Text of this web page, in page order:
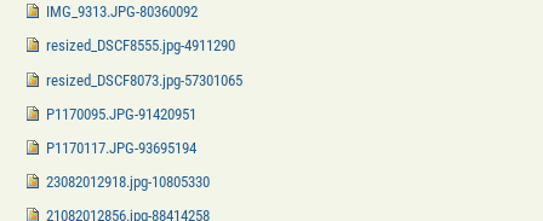
IMG_9313.JPG-80360092
resized_DSCF8555.jpg-4911290
resized_DSCF8073.jpg-57301065
P1170095.JPG-91420951
P1170117.JPG-93695194
23082012918.jpg-10805330
21082012856.jpg-88414258